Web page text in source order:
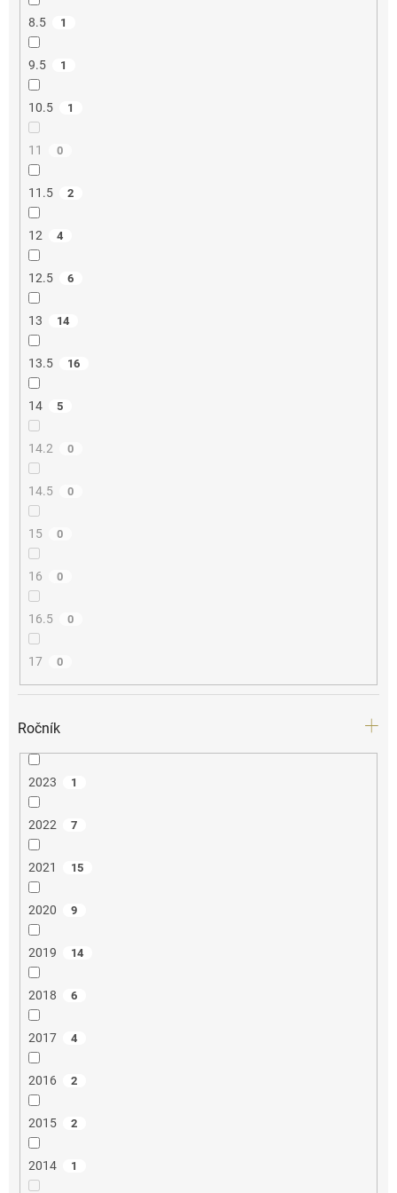
8.5 1
9.5 1
10.5 1
11 0
11.5 2
12 4
12.5 6
13 14
13.5 16
14 5
14.2 0
14.5 0
15 0
16 0
16.5 0
17 0
Ročník
2023 1
2022 7
2021 15
2020 9
2019 14
2018 6
2017 4
2016 2
2015 2
2014 1